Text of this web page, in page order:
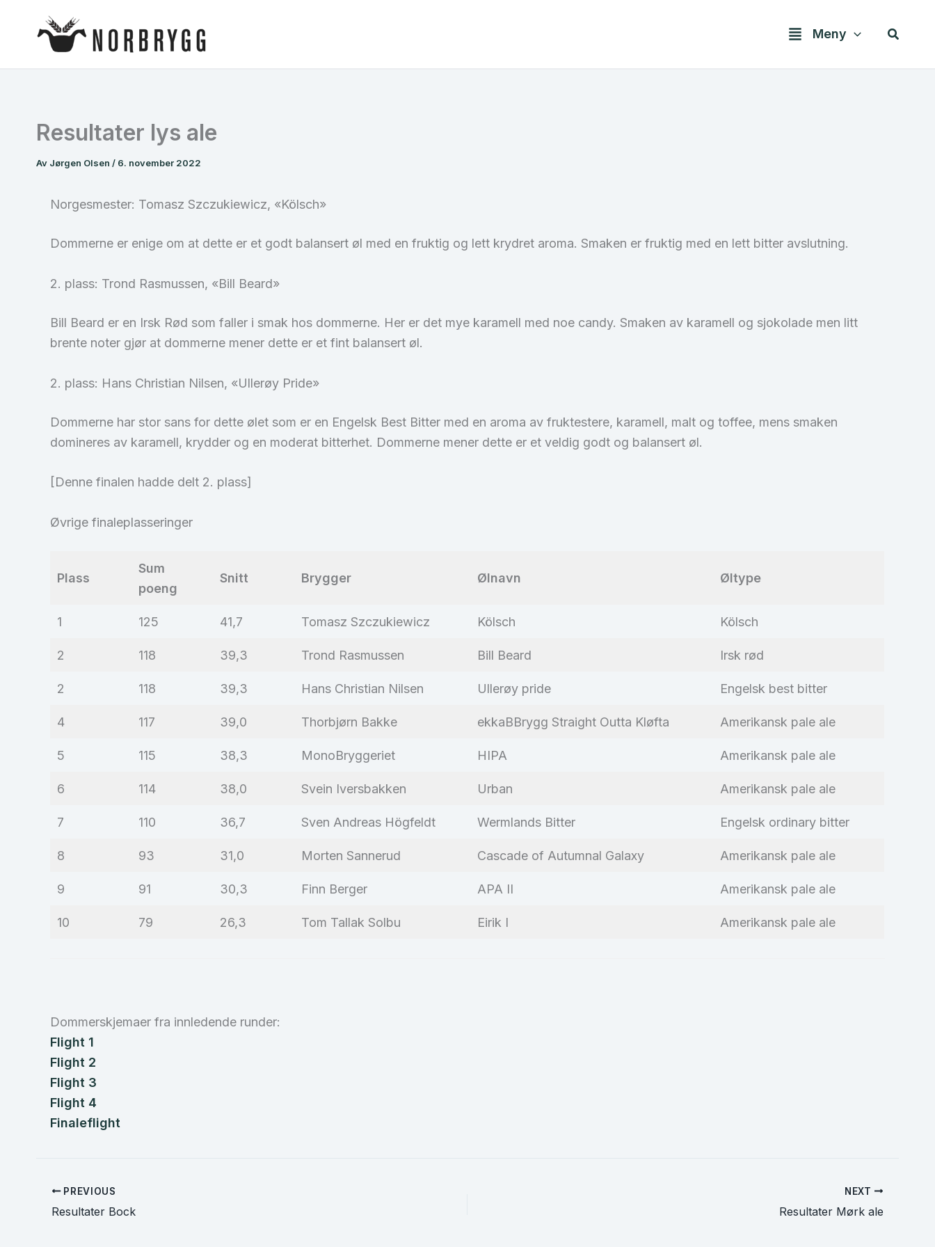
Meny Søk
Resultater lys ale
Av Jørgen Olsen / 6. november 2022
Norgesmester: Tomasz Szczukiewicz, «Kölsch»
Dommerne er enige om at dette er et godt balansert øl med en fruktig og lett krydret aroma. Smaken er fruktig med en lett bitter avslutning.
2. plass: Trond Rasmussen, «Bill Beard»
Bill Beard er en Irsk Rød som faller i smak hos dommerne. Her er det mye karamell med noe candy. Smaken av karamell og sjokolade men litt
brente noter gjør at dommerne mener dette er et fint balansert øl.
2. plass: Hans Christian Nilsen, «Ullerøy Pride»
Dommerne har stor sans for dette ølet som er en Engelsk Best Bitter med en aroma av fruktestere, karamell, malt og toffee, mens smaken
domineres av karamell, krydder og en moderat bitterhet. Dommerne mener dette er et veldig godt og balansert øl.
[Denne finalen hadde delt 2. plass]
Øvrige finaleplasseringer
Plass
Sum
poeng
Snitt Brygger Ølnavn Øltype
1 125 41,7 Tomasz Szczukiewicz Kölsch Kölsch
2 118 39,3 Trond Rasmussen Bill Beard Irsk rød
2 118 39,3 Hans Christian Nilsen Ullerøy pride Engelsk best bitter
4 117 39,0 Thorbjørn Bakke ekkaBBrygg Straight Outta Kløfta Amerikansk pale ale
5 115 38,3 MonoBryggeriet HIPA Amerikansk pale ale
6 114 38,0 Svein Iversbakken Urban Amerikansk pale ale
7 110 36,7 Sven Andreas Högfeldt Wermlands Bitter Engelsk ordinary bitter
8 93 31,0 Morten Sannerud Cascade of Autumnal Galaxy Amerikansk pale ale
9 91 30,3 Finn Berger APA II Amerikansk pale ale
10 79 26,3 Tom Tallak Solbu Eirik I Amerikansk pale ale
Dommerskjemaer fra innledende runder:
Flight 1
Flight 2
Flight 3
Flight 4
Finaleflight
PREVIOUS
Resultater Bock
NEXT
Resultater Mørk ale